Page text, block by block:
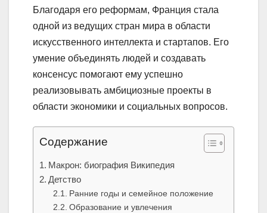
Благодаря его реформам, Франция стала
одной из ведущих стран мира в области
искусственного интеллекта и стартапов. Его
умение объединять людей и создавать
консенсус помогают ему успешно
реализовывать амбициозные проекты в
области экономики и социальных вопросов.
Содержание
Макрон: биография Википедия
Детство
Ранние годы и семейное положение
Образование и увлечения